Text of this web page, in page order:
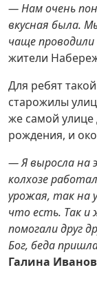
— Нам очень
вкусная была.
чаще
жители
Для ребят
старожилы
же самой улице
рождения, и
— Я выросла на
колхозе
урожая, так на
что есть. Так и
помогали друг
Бог, беда
Галина